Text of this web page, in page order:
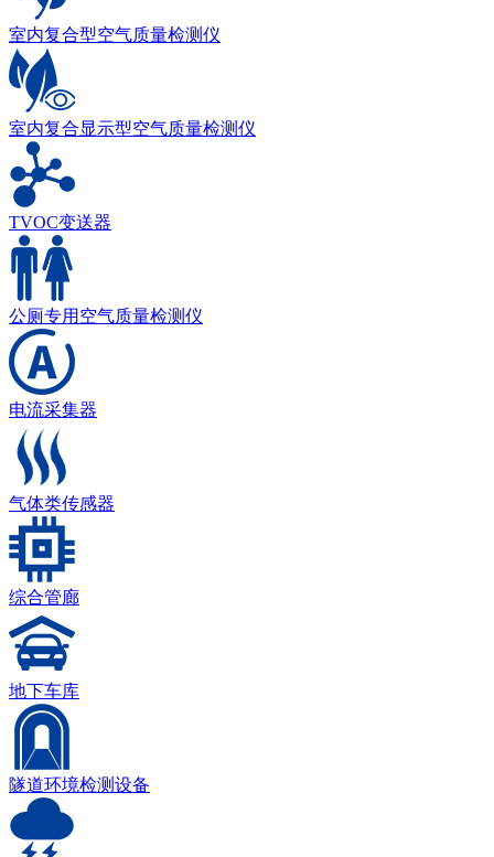
室内复合型空气质量检测仪
室内复合显示型空气质量检测仪
TVOC变送器
公厕专用空气质量检测仪
电流采集器
气体类传感器
综合管廊
地下车库
隧道环境检测设备